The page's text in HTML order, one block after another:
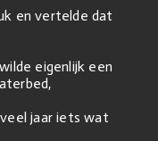
en vertelde dat
eigenlijk een
jaar iets wat